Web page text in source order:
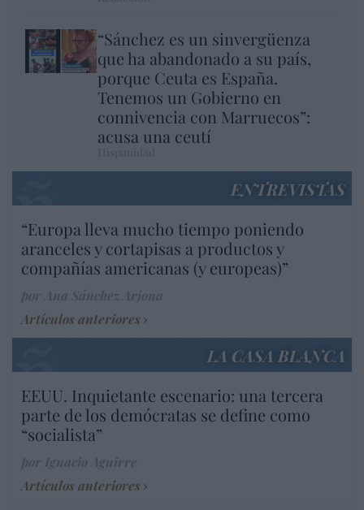
“Sánchez es un sinvergüenza
que ha abandonado a su país,
porque Ceuta es España.
Tenemos un Gobierno en
connivencia con Marruecos”:
acusa una ceutí
ENTREVISTAS
“Europa lleva mucho tiempo poniendo
aranceles y cortapisas a productos y
compañías americanas (y europeas)”
Artículos anteriores
LA CASA BLANCA
EEUU. Inquietante escenario: una tercera
parte de los demócratas se define como
“socialista”
Artículos anteriores